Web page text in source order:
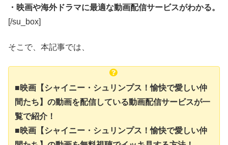
・映画や海外ドラマに最適な動画配信サービスがわかる。
[/su_box]
そこで、本記事では、
■映画【シャイニー・シュリンプス！愉快で愛しい仲
間たち】の動画を配信している動画配信サービスが一
覧で紹介！
■映画【シャイニー・シュリンプス！愉快で愛しい仲